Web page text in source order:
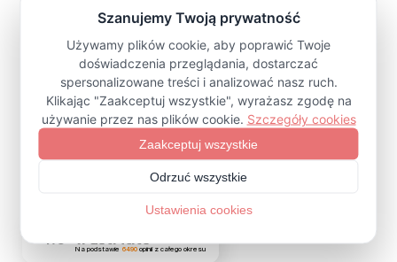
POLITYKA SKLEPU
Zapisz się na Newsletter
ZAPISZ SIĘ
4.9
Na podstawie 6490opinii z całego okresu